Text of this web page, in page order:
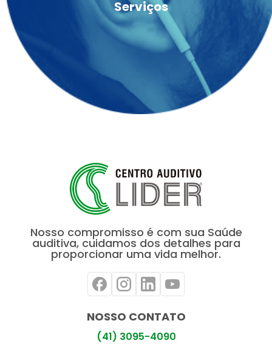
Serviços
Nosso compromisso é com sua Saúde
auditiva, cuidamos dos detalhes para
proporcionar uma vida melhor.
NOSSO CONTATO
(41) 3095-4090